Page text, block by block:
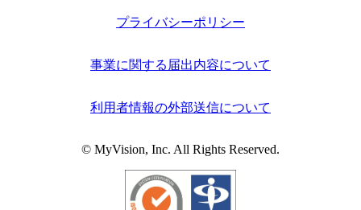
プライバシーポリシー
事業に関する届出内容について
利用者情報の外部送信について
© MyVision, Inc. All Rights Reserved.